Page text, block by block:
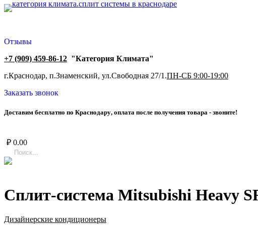
Отзывы
+7 (909) 459-86-12 "Категория Климата"
г.Краснодар, п.Знаменский, ул.Свободная 27/1.ПН-СБ 9:00-19:00
Заказать звонок
Доставим бесплатно по Краснодару, оплата после получения товара - звоните!
₽ 0.00
Сплит-система Mitsubishi Heavy
Дизайнерские кондиционеры